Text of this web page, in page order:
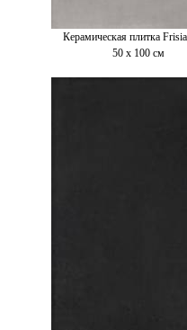
Керамическая плитка
50 x 100 см